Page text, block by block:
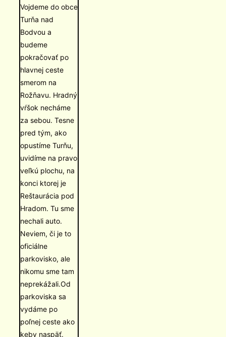
Vojdeme do obce
Turňa nad
Bodvou a
budeme
pokračovať po
hlavnej ceste
smerom na
Rožňavu. Hradný
vŕšok necháme
za sebou. Tesne
pred tým, ako
opustíme Turňu,
uvidíme na pravo
veľkú plochu, na
konci ktorej je
Reštaurácia pod
Hradom. Tu sme
nechali auto.
Neviem, či je to
oficiálne
parkovisko, ale
nikomu sme tam
neprekážali.Od
parkoviska sa
vydáme po
poľnej ceste ako
keby naspäť.